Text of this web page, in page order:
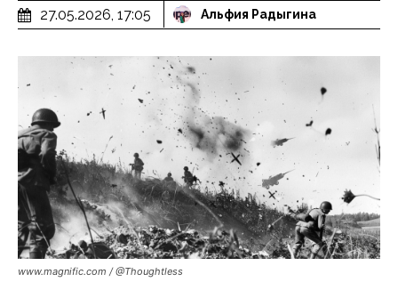
27.05.2026, 17:05 Альфия Радыгина
www.magnific.com / @Thoughtless